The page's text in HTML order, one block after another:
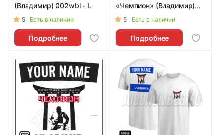
(Владимир) 002wbl - L
5 Есть в наличии
Подробнее
«Чемпион» (Владимир)
001b - L
5 Есть в наличии
Подробнее